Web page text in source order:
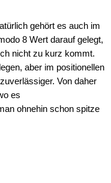
gehört es auch im
8 Wert darauf gelegt,
nicht zu kurz kommt.
aber im positionellen
Von daher
es
ohnehin schon spitze